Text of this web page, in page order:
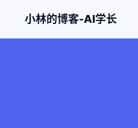
小林的博客-AI学长